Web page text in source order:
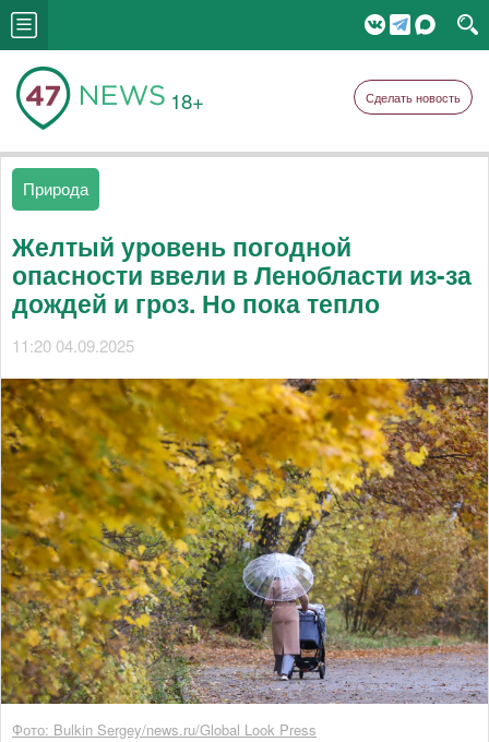
18+ Сделать новость
Природа
Желтый уровень погодной
опасности ввели в Ленобласти из-за
дождей и гроз. Но пока тепло
11:20 04.09.2025
Фото: Bulkin Sergey/news.ru/Global Look Press